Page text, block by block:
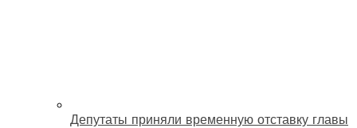
Депутаты приняли временную отставку главы